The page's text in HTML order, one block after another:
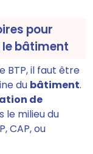
pour
le bâtiment
BTP, il faut être
du bâtiment.
de
le milieu du
CAP, ou